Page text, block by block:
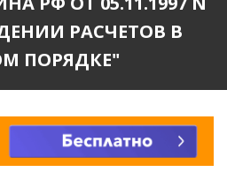
РАСЧЕТОВ В
ПОРЯДКЕ"